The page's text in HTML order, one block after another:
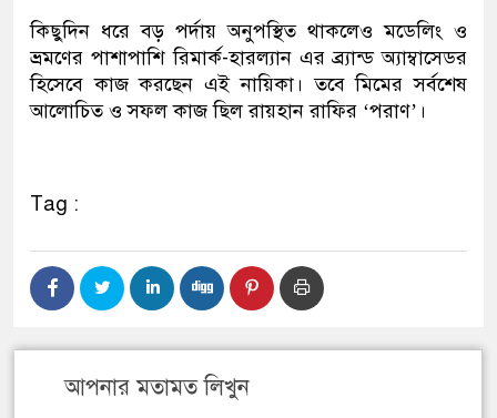
কিছুদিন ধরে বড় পর্দায় অনুপস্থিত থাকলেও মডেলিং ও
ভ্রমণের পাশাপাশি রিমার্ক-হারল্যান এর ব্র্যান্ড অ্যাম্বাসেডর
হিসেবে কাজ করছেন এই নায়িকা। তবে মিমের সর্বশেষ
আলোচিত ও সফল কাজ ছিল রায়হান রাফির ‘পরাণ’।
Tag :
আপনার মতামত লিখুন